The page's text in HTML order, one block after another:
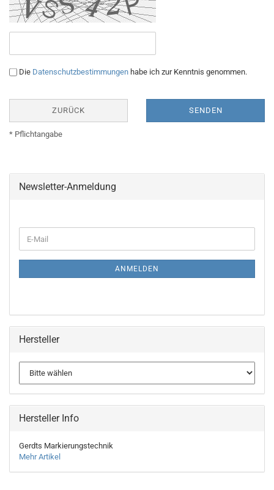
Die Datenschutzbestimmungen habe ich zur Kenntnis genommen.
ZURÜCK SENDEN
* Pflichtangabe
Newsletter-Anmeldung
ZUR
E-
Mail
ANMELDEN
Hersteller
Hersteller Info
Gerdts Markierungstechnik
Mehr Artikel